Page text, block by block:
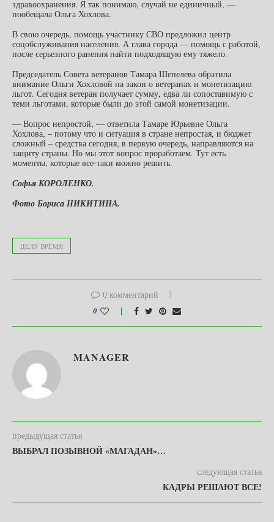
здравоохранения. Я так понимаю, случай не единичный, —
пообещала Ольга Хохлова.
В свою очередь, помощь участнику СВО предложил центр
соцобслуживания населения. А глава города — помощь с работой,
после серьезного ранения найти подходящую ему тяжело.
Председатель Совета ветеранов Тамара Шепелева обратила
внимание Ольги Хохловой на закон о ветеранах и монетизацию
льгот. Сегодня ветеран получает сумму, едва ли сопоставимую с
теми льготами, которые были до этой самой монетизации.
— Вопрос непростой, — ответила Тамаре Юрьевне Ольга
Хохлова, – потому что и ситуация в стране непростая, и бюджет
сложный – средства сегодня, в первую очередь, направляются на
защиту страны. Но мы этот вопрос проработаем. Тут есть
моменты, которые все-таки можно решить.
Софья КОРОЛЕНКО.
Фото Бориса НИКИТИНА.
ДЕЛУ ВРЕМЯ
0 комментарий
0
MANAGER
предыдущая статья
ВЫБРАЛ ПОЗЫВНОЙ «МАГАДАН»…
следующая статья
КАДРЫ РЕШАЮТ ВСЕ!